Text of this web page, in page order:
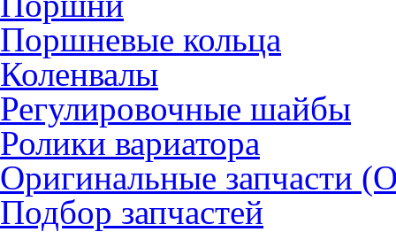
Поршневые кольца
Коленвалы
Регулировочные шайбы
Ролики вариатора
Оригинальные запчасти
Подбор запчастей